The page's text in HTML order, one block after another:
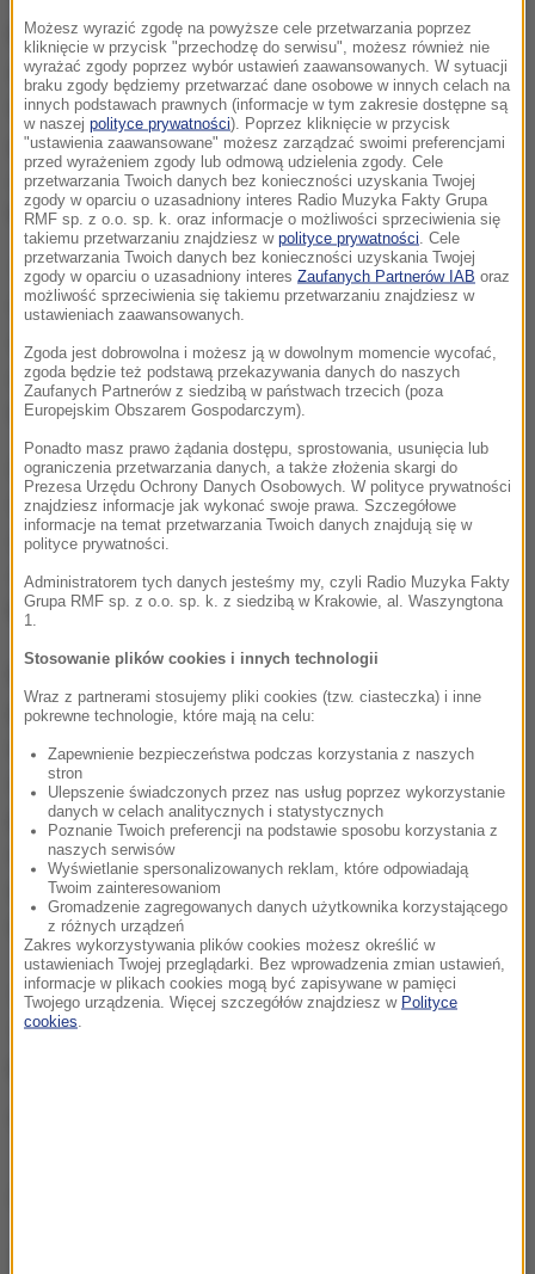
Nowaczyk powiedział, że podkomisja skorzysta z
zaproszenia, ale nie wiadomo jeszcze, kiedy dojdzie
do spotkania.Pani Anodina zaprasza przedstawicieli
podkomisji na spotkanie w Moskwie. To otwarte
zaproszenie, szczegóły są do ustalenia- mówi
Nowaczyk.
Techniczne rozmowy muszą się przed tym odbyć.
Oczywiście jesteśmy zainteresowani takim
spotkaniem, przy czym wcześniej muszą zostać
ustalone jego warunki, co jest oczywistą sprawą
mówił.
Nie umiem sprecyzować, kiedy mogłoby dojść do
takich technicznych uzgodnień naszych
sekretariatów i ustalenia konkretnego terminu
spotkania z szefową MAK- zaznaczył wiceszef
komisji.
MAK badał katastrofę smoleńską i w styczniu 2011 r.
przedstawił swój raport. Za przyczyny tragedii MAK
uznał m.in. błędy w pilotażu, zły dobór załogi,
złamanie przepisów lotniczych, obecność osób
postronnych w kabinie pilotów, zlekceważenie
ostrzeżeń, braki w wyszkoleniu załogi i złą
organizację lotu. Żadne z wytkniętych uchybień nie
obciąża strony rosyjskiej.
10 kwietnia 2010 r. w Smoleńsku w katastrofie Tu-
154M zginęło 96 osób, wśród nich prezydent Lech
Możesz wyrazić zgodę na powyższe cele przetwarzania poprzez
kliknięcie w przycisk "przechodzę do serwisu", możesz również nie
wyrażać zgody poprzez wybór ustawień zaawansowanych. W sytuacji
braku zgody będziemy przetwarzać dane osobowe w innych celach na
innych podstawach prawnych (informacje w tym zakresie dostępne są
w naszej polityce prywatności). Poprzez kliknięcie w przycisk
"ustawienia zaawansowane" możesz zarządzać swoimi preferencjami
przed wyrażeniem zgody lub odmową udzielenia zgody. Cele
przetwarzania Twoich danych bez konieczności uzyskania Twojej
zgody w oparciu o uzasadniony interes Radio Muzyka Fakty Grupa
RMF sp. z o.o. sp. k. oraz informacje o możliwości sprzeciwienia się
takiemu przetwarzaniu znajdziesz w polityce prywatności . Cele
przetwarzania Twoich danych bez konieczności uzyskania Twojej
zgody w oparciu o uzasadniony interes Zaufanych Partnerów IAB oraz
możliwość sprzeciwienia się takiemu przetwarzaniu znajdziesz w
ustawieniach zaawansowanych.
Zgoda jest dobrowolna i możesz ją w dowolnym momencie wycofać,
zgoda będzie też podstawą przekazywania danych do naszych
Zaufanych Partnerów z siedzibą w państwach trzecich (poza
Europejskim Obszarem Gospodarczym).
Ponadto masz prawo żądania dostępu, sprostowania, usunięcia lub
ograniczenia przetwarzania danych, a także złożenia skargi do
Prezesa Urzędu Ochrony Danych Osobowych. W polityce prywatności
znajdziesz informacje jak wykonać swoje prawa. Szczegółowe
informacje na temat przetwarzania Twoich danych znajdują się w
polityce prywatności.
Administratorem tych danych jesteśmy my, czyli Radio Muzyka Fakty
Grupa RMF sp. z o.o. sp. k. z siedzibą w Krakowie, al. Waszyngtona
1.
Stosowanie plików cookies i innych technologii
Wraz z partnerami stosujemy pliki cookies (tzw. ciasteczka) i inne
pokrewne technologie, które mają na celu:
Zapewnienie bezpieczeństwa podczas korzystania z naszych
stron
Ulepszenie świadczonych przez nas usług poprzez wykorzystanie
danych w celach analitycznych i statystycznych
Poznanie Twoich preferencji na podstawie sposobu korzystania z
naszych serwisów
Wyświetlanie spersonalizowanych reklam, które odpowiadają
Twoim zainteresowaniom
Gromadzenie zagregowanych danych użytkownika korzystającego
z różnych urządzeń
Zakres wykorzystywania plików cookies możesz określić w
ustawieniach Twojej przeglądarki. Bez wprowadzenia zmian ustawień,
informacje w plikach cookies mogą być zapisywane w pamięci
Twojego urządzenia. Więcej szczegółów znajdziesz w Polityce
cookies